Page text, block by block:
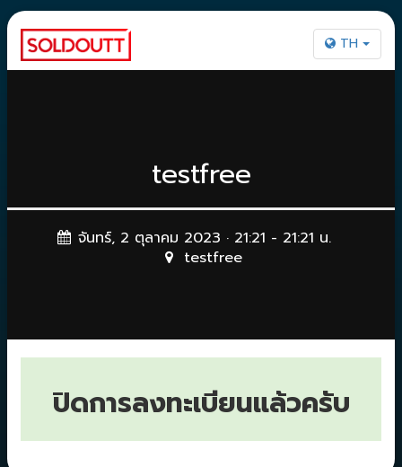
TH
testfree
จันทร์, 2 ตุลาคม 2023 · 21:21 - 21:21 น.
testfree
ปิดการลงทะเบียนแล้วครับ